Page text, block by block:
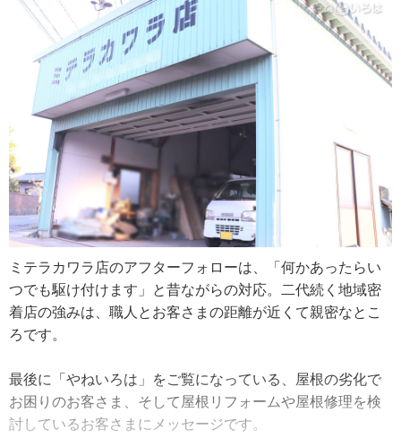
があります。見積もりなどの事務作業も早い段階でやらせ
てもらっていました。おそらく、早く仕事を覚えてほしか
ったんでしょうね」
経営者となった今も、現場に出て瓦を葺く毎日。現場が大
好きで、自分の手でやり抜きたい気持ちが強く、身体が動
く限り屋根の上で仕事がしたいといいます。
「瓦の仕事をしてきて、苦しいと思ったことはありませ
ん。自営業なので良し悪しはありますが、私はこの仕事が
好きですよ。瓦できれいな曲線が描けたときはすごく気持
ちがいいんです。父は昔気質の職人だったので、工法や納
め方で意見の食い違いが起こるときもありましたが、わり
と仲良くやってきました」
た。その頃、他社から応援を頼まれる機会が増え、県外の
ベテラン職人たちと関わるうちに、技術向上への貪欲さと
経営者としての責任が芽生えてきたそうです。
「この仕事のやりがいは、地図に残ること。お寺や神社は
地域に欠かせないものですし、それを修理できるのはとて
も嬉しいです。子どもたちにも『これは僕が葺いた屋根だ
よ』と伝えられるし、古い瓦屋根の葺き替えも、これから
また何十年と使われるんだと思うと、こんなに誇らしい仕
事はありません。『早い安い仕事』に比べたら、値段は張
るし時間もかかりますが、それでも、地域に根差した建物
のメンテナンスに携われるこの仕事が好きですね」
ここ数年、ミテラカワラ店で尽力しているのは瓦屋根の災
害対策。福井県坂井市は、積雪が気候の大きな特徴で、自
然災害もそれなりに発生します。三寺さんは、台風、豪雪
雨、地震などあらゆる災害に強い施工を目指しているので
す。
「これまでも災害対策には力を入れてきたんですが、今ま
で以上に瓦の飛散を防止する耐震・耐風対策、雨漏り防止
策を取っていきたいですね。北陸は雪の影響が他の地域よ
ミテラカワラ店のアフターフォローは、「何かあったらい
つでも駆け付けます」と昔ながらの対応。二代続く地域密
着店の強みは、職人とお客さまの距離が近くて親密なとこ
ろです。
最後に「やねいろは」をご覧になっている、屋根の劣化で
お困りのお客さま、そして屋根リフォームや屋根修理を検
討しているお客さまにメッセージです。